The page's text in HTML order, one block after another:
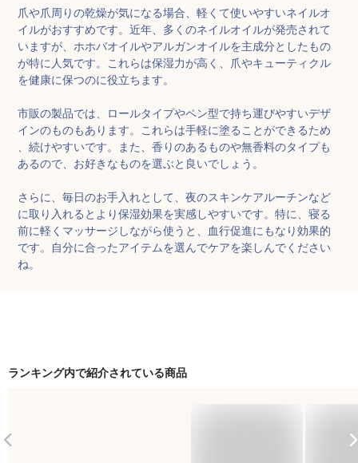
爪や爪周りの乾燥が気になる場合、軽くて使いやすいネイルオ
イルがおすすめです。近年、多くのネイルオイルが発売されて
いますが、ホホバオイルやアルガンオイルを主成分としたもの
が特に人気です。これらは保湿力が高く、爪やキューティクル
を健康に保つのに役立ちます。
市販の製品では、ロールタイプやペン型で持ち運びやすいデザ
インのものもあります。これらは手軽に塗ることができるため
、続けやすいです。また、香りのあるものや無香料のタイプも
あるので、お好きなものを選ぶと良いでしょう。
さらに、毎日のお手入れとして、夜のスキンケアルーチンなど
に取り入れるとより保湿効果を実感しやすいです。特に、寝る
前に軽くマッサージしながら使うと、血行促進にもなり効果的
です。自分に合ったアイテムを選んでケアを楽しんでください
ね。
ランキング内で紹介されている商品